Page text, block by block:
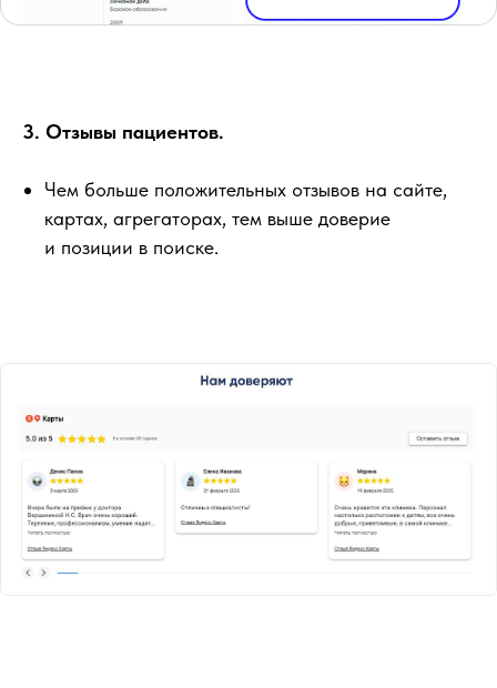
3. Отзывы пациентов.
Чем больше положительных отзывов на сайте,
картах, агрегаторах, тем выше доверие
и позиции в поиске.